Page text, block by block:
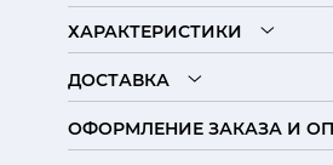
ХАРАКТЕРИСТИКИ
ДОСТАВКА
ОФОРМЛЕНИЕ ЗАКАЗА И